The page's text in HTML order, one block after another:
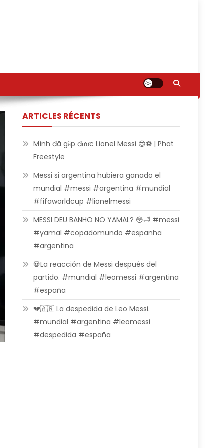
ARTICLES RÉCENTS
Mình đã gặp được Lionel Messi 😍⚽ | Phat
Freestyle
Messi si argentina hubiera ganado el
mundial #messi #argentina #mundial
#fifaworldcup #lionelmessi
MESSI DEU BANHO NO YAMAL? 😳🛁 #messi
#yamal #copadomundo #espanha
#argentina
💀La reacción de Messi después del
partido. #mundial #leomessi #argentina
#españa
💔🇦🇷 La despedida de Leo Messi.
#mundial #argentina #leomessi
#despedida #españa